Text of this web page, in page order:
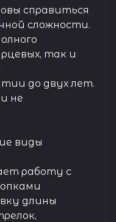
справиться
сложности.
так и
до двух лет.
не
виды
работу с
длины